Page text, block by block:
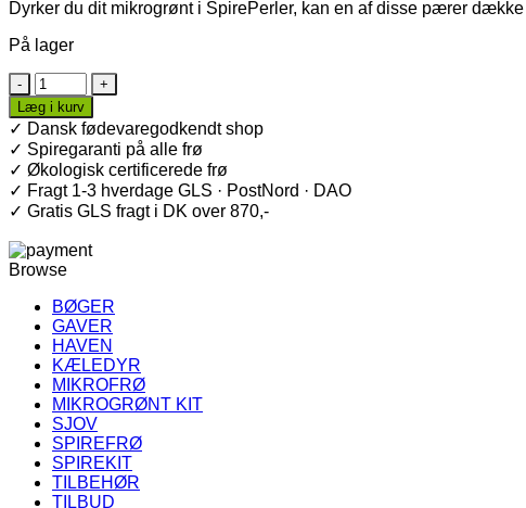
På lager
Mikrogrønt
LED
hvidt
vækstlys
antal
Læg i kurv
✓ Dansk fødevaregodkendt shop
✓ Spiregaranti på alle frø
✓ Økologisk certificerede frø
✓ Fragt 1-3 hverdage GLS · PostNord · DAO
✓ Gratis GLS fragt i DK over 870,-
Browse
BØGER
GAVER
HAVEN
KÆLEDYR
MIKROFRØ
MIKROGRØNT KIT
SJOV
SPIREFRØ
SPIREKIT
TILBEHØR
TILBUD